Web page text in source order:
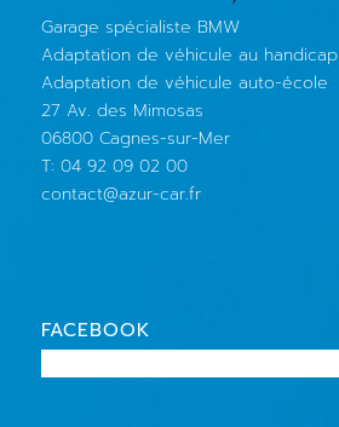
Garage spécialiste BMW
Adaptation de véhicule au handicap
Adaptation de véhicule auto-école
27 Av. des Mimosas
06800 Cagnes-sur-Mer
T: 04 92 09 02 00
contact@azur-car.fr
FACEBOOK